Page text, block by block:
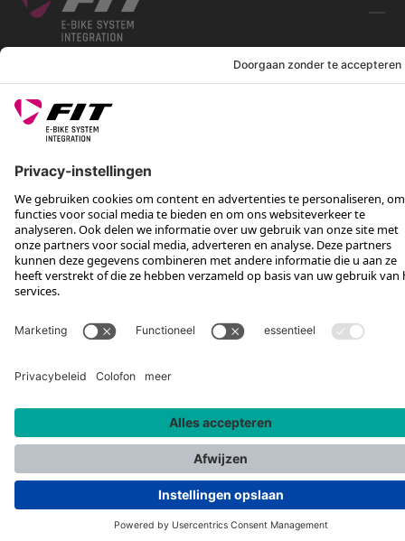
VOLG ONS OP
*Aanbevolen verkoopprijs incl. btw, excl. verzendkosten
Rotax Bike Technology AG © 2025